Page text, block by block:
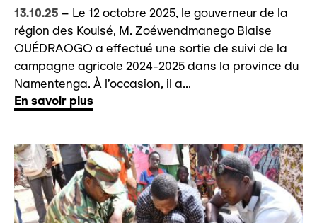
13.10.25 – Le 12 octobre 2025, le gouverneur de la
région des Koulsé, M. Zoéwendmanego Blaise
OUÉDRAOGO a effectué une sortie de suivi de la
campagne agricole 2024-2025 dans la province du
Namentenga. À l’occasion, il a...
En savoir plus